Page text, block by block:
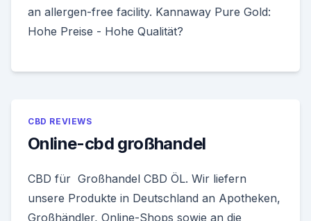
an allergen-free facility. Kannaway Pure Gold:
Hohe Preise - Hohe Qualität?
CBD REVIEWS
Online-cbd großhandel
CBD für Großhandel CBD ÖL. Wir liefern
unsere Produkte in Deutschland an Apotheken,
Großhändler, Online-Shops sowie an die